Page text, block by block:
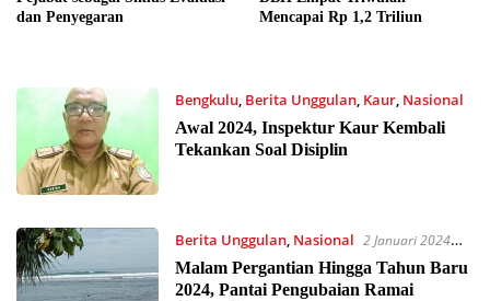
dan Penyegaran
Mencapai Rp 1,2 Triliun
Bengkulu, Berita Unggulan, Kaur, Nasional
3 Januari 2024 08:06
Awal 2024, Inspektur Kaur Kembali
Tekankan Soal Disiplin
Berita Unggulan, Nasional 2 Januari 2024
09:39
Malam Pergantian Hingga Tahun Baru
2024, Pantai Pengubaian Ramai